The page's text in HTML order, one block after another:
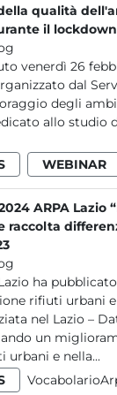
qualità
il
venerdì 26
dal Servizio qualità dell'aria
degli
allo studio
WEBINAR
ARPA Lazio
raccolta
ha
rifiuti urbani
nel Lazio –
un
urbani e nella...